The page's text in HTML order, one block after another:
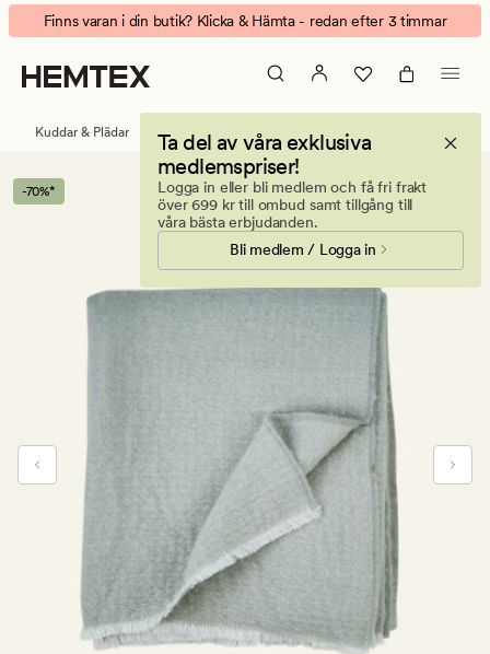
Sofie
pläd
lindblomsgrön
Animerad
banner.
Klicka
på
att
pausa.
Finns varan i din butik? Klicka & Hämta - redan efter 3 timmar
Ta del av våra exklusiva
medlemspriser!
Logga in eller bli medlem och få fri frakt
över 699 kr till ombud samt tillgång till
våra bästa erbjudanden.
Bli medlem / Logga in
Kuddar & Plädar Plädar
-70%*